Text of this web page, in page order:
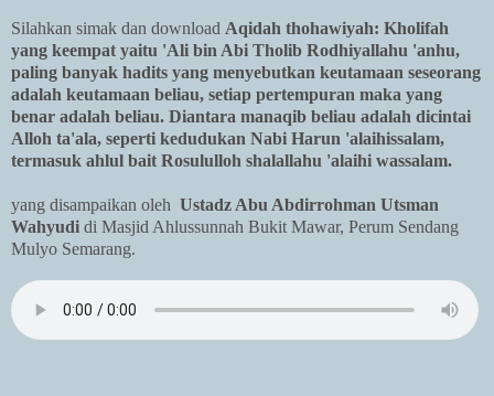
Silahkan simak dan download Aqidah thohawiyah: Kholifah
yang keempat yaitu 'Ali bin Abi Tholib Rodhiyallahu 'anhu,
paling banyak hadits yang menyebutkan keutamaan seseorang
adalah keutamaan beliau, setiap pertempuran maka yang
benar adalah beliau. Diantara manaqib beliau adalah dicintai
Alloh ta'ala, seperti kedudukan Nabi Harun 'alaihissalam,
termasuk ahlul bait Rosululloh shalallahu 'alaihi wassalam.
yang disampaikan oleh Ustadz Abu Abdirrohman Utsman
Wahyudi di Masjid Ahlussunnah Bukit Mawar, Perum Sendang
Mulyo Semarang.